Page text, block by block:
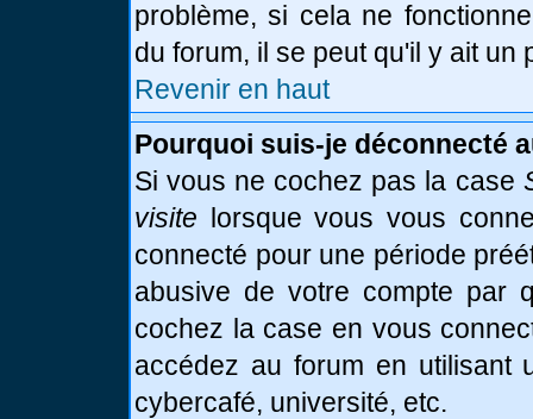
problème, si cela ne
du forum, il se peut qu'il y ait un
Revenir en haut
Pourquoi suis-je déconnecté
Si vous ne cochez pas la case
visite lorsque vous vous
connecté pour une période
abusive de votre compte par
cochez la case en vous
accédez au forum en utilisant
cybercafé, université, etc.